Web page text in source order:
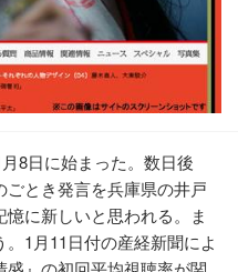
8日に始まった。数日後
とき発言を兵庫県の井戸
に新しいと思われる。ま
1月11日付の産経新聞によ